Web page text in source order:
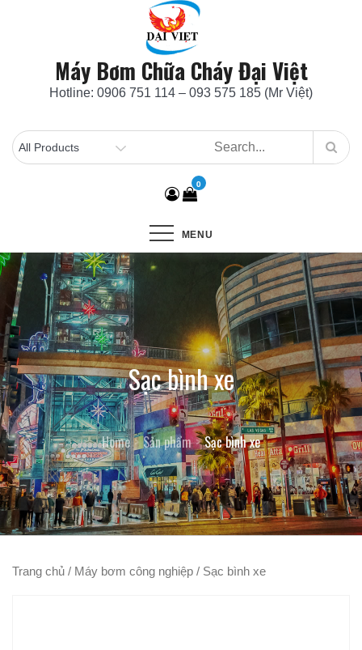
Máy Bơm Chữa Cháy Đại Việt
Hotline: 0906 751 114 – 093 575 185 (Mr Việt)
0
MENU
Sạc bình xe
Home Sản phẩm Sạc bình xe
Trang chủ / Máy bơm công nghiệp / Sạc bình xe